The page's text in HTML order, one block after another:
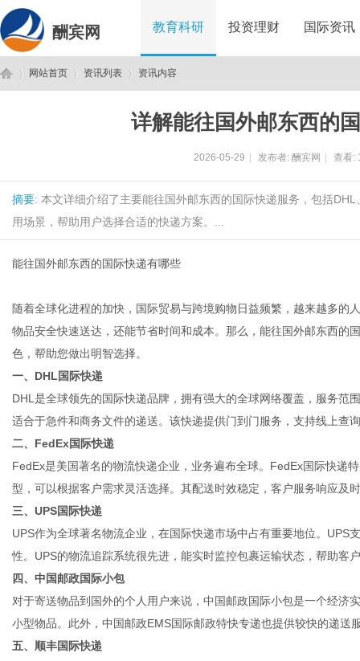
酬宾网 教育科研 投资理财 国际资讯
网站首页 资讯列表 资讯内容
详解能往国外邮东西的
2026-05-29 发布者: 酬宾网 查看:
摘要: 本文详细介绍了主要能往国外邮东西的国际快递服务，包括
用场景，帮助用户选择合适的快递方案。...
能往国外邮东西的国际快递有哪些
随着全球化进程的加快，国际贸易与跨境购物日益频繁，越来越多的
物品安全快速送达，还能节省时间和成本。那么，能往国外邮东西的
色，帮助您做出明智选择。
一、DHL国际快递
DHL是全球领先的国际快递品牌，拥有强大的全球网络覆盖，服务范
适合于急件和商务文件的递送。该快递提供门到门服务，支持线上查
二、FedEx国际快递
FedEx是美国著名的物流快递企业，业务遍布全球。FedEx国际快递
型，可以根据客户需求灵活选择。其配送时效稳定，客户服务响应及
三、UPS国际快递
UPS作为全球著名物流企业，在国际快递市场中占有重要地位。
性。UPS的物流追踪系统很先进，能实时监控包裹运输状态，帮助客
四、中国邮政国际小包
对于寄送物品到国外的个人用户来说，中国邮政国际小包是一个经济
小型物品。此外，中国邮政EMS国际邮政特快专递也提供较快的递送
五、顺丰国际快递